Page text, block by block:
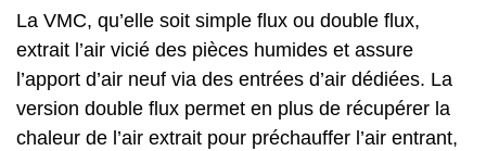
La VMC, qu’elle soit simple flux ou double flux,
extrait l’air vicié des pièces humides et assure
l’apport d’air neuf via des entrées d’air dédiées. La
version double flux permet en plus de récupérer la
chaleur de l’air extrait pour préchauffer l’air entrant,